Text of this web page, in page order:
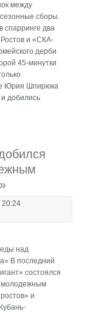
между
сборы.
спарринге два
и «СКА-
дерби
45-минутки
Юрия Шпирюка
добились
20:24
над
В последний
состоялся
молодежным
и